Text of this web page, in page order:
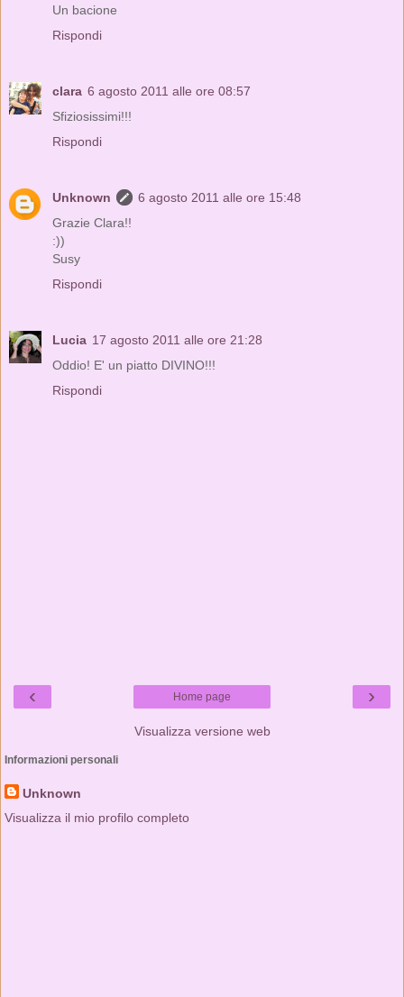
Un bacione
Rispondi
clara 6 agosto 2011 alle ore 08:57
Sfiziosissimi!!!
Rispondi
Unknown
6 agosto 2011 alle ore 15:48
Grazie Clara!!
:))
Susy
Rispondi
Lucia 17 agosto 2011 alle ore 21:28
Oddio! E' un piatto DIVINO!!!
Rispondi
‹ ›
Home page
Visualizza versione web
Informazioni personali
Unknown
Visualizza il mio profilo completo